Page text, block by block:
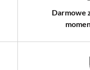
Darmowe